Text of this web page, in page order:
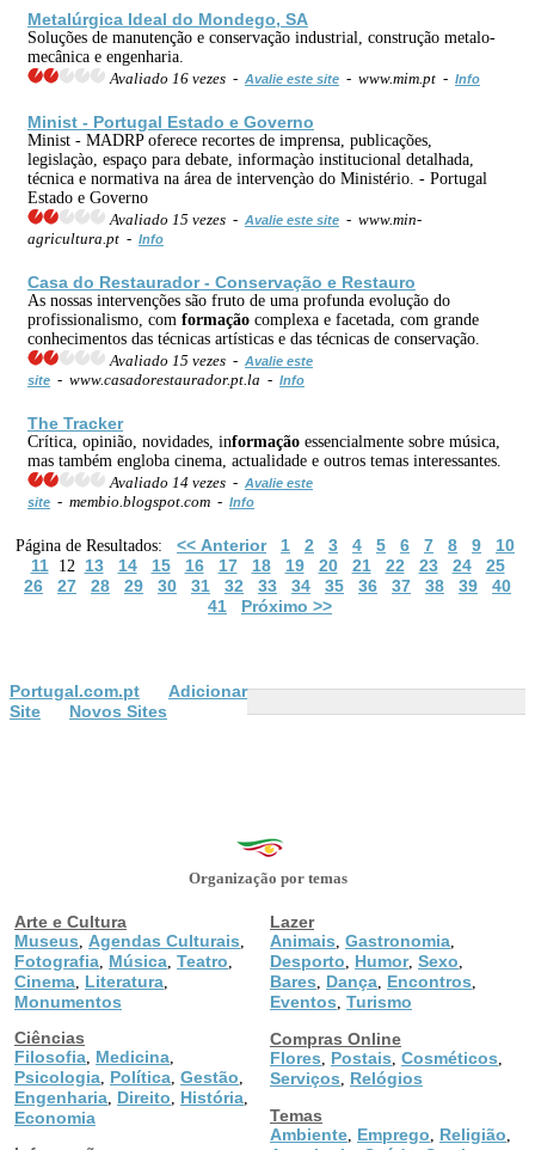
Metalúrgica Ideal do Mondego, SA
Soluções de manutenção e conservação industrial, construção metalo-
mecânica e engenharia.
Avaliado 16 vezes - Avalie este site - www.mim.pt - Info
Minist - Portugal Estado e Governo
Minist - MADRP oferece recortes de imprensa, publicações,
legislaçào, espaço para debate, informaçào institucional detalhada,
técnica e normativa na área de intervençào do Ministério. - Portugal
Estado e Governo
Avaliado 15 vezes - Avalie este site - www.min-
agricultura.pt - Info
Casa do Restaurador - Conservação e Restauro
As nossas intervenções são fruto de uma profunda evolução do
profissionalismo, com formação complexa e facetada, com grande
conhecimentos das técnicas artísticas e das técnicas de conservação.
Avaliado 15 vezes - Avalie este
site - www.casadorestaurador.pt.la - Info
The Tracker
Crítica, opinião, novidades, informação essencialmente sobre música,
mas também engloba cinema, actualidade e outros temas interessantes.
Avaliado 14 vezes - Avalie este
site - membio.blogspot.com - Info
Página de Resultados: << Anterior 1 2 3 4 5 6 7 8 9
10
1112 13 14 15 16 17 18 19 20 21 22 23 24
25
26
27 28 29 30 31 32 33 34 35 36 37 38 39
40
41
Próximo >>
Portugal.com.pt
Adicionar
Site
Novos Sites
Organização por temas
Arte e Cultura
Museus
Agendas Culturais
Fotografia Música Teatro
Cinema Literatura
Monumentos
Ciências
Filosofia Medicina
Psicologia Política Gestão
Engenharia Direito História
Economia
Lazer
Animais Gastronomia
Desporto Humor, Sexo
Bares Dança Encontros
Eventos Turismo
Compras Online
Flores
Postais Cosméticos
Serviços
Relógios
Temas
Ambiente Emprego Religião